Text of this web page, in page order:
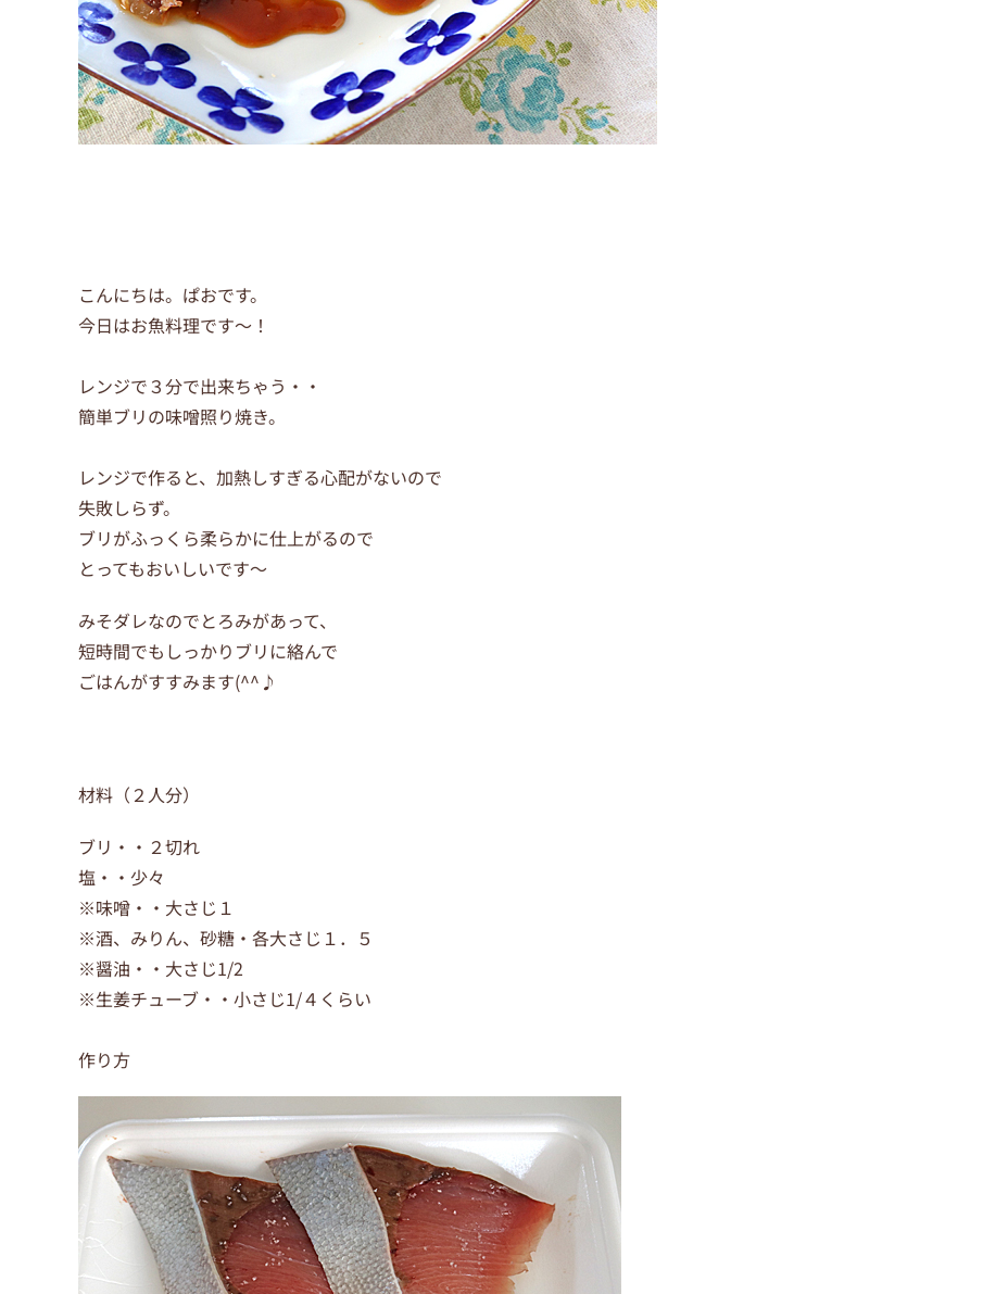
こんにちは。ぱおです。
今日はお魚料理です～！
レンジで３分で出来ちゃう・・
簡単ブリの味噌照り焼き。
レンジで作ると、加熱しすぎる心配がないので
失敗しらず。
ブリがふっくら柔らかに仕上がるので
とってもおいしいです～
みそダレなのでとろみがあって、
短時間でもしっかりブリに絡んで
ごはんがすすみます(^^♪
材料（２人分）
ブリ・・２切れ
塩・・少々
※味噌・・大さじ１
※酒、みりん、砂糖・各大さじ１．５
※醤油・・大さじ1/2
※生姜チューブ・・小さじ1/４くらい
作り方